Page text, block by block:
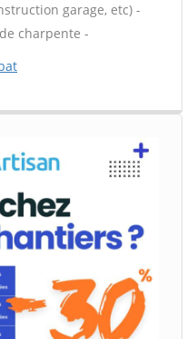
garage, etc) -
charpente -